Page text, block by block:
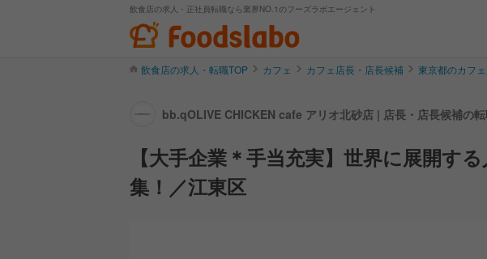
飲食店の求人・正社員転職なら業界NO.1のフーズラボエージェント
飲食店の求人・転職TOP カフェ カフェ店長・店長候補 東京都のカフ
bb.qOLIVE CHICKEN cafe アリオ北砂店 | 店長・店長候補の
【大手企業＊手当充実】世界に展開す
集！／江東区